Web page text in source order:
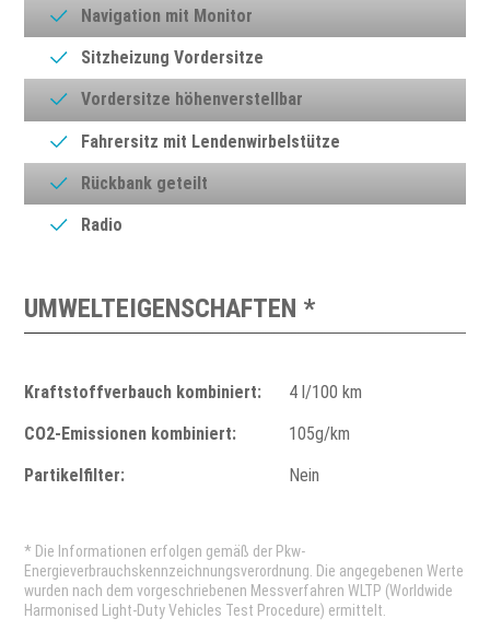
Navigation mit Monitor
Sitzheizung Vordersitze
Vordersitze höhenverstellbar
Fahrersitz mit Lendenwirbelstütze
Rückbank geteilt
Radio
UMWELTEIGENSCHAFTEN *
Kraftstoffverbauch kombiniert: 4 l/100 km
CO2-Emissionen kombiniert: 105g/km
Partikelfilter: Nein
* Die Informationen erfolgen gemäß der Pkw-
Energieverbrauchskennzeichnungsverordnung. Die angegebenen Werte
wurden nach dem vorgeschriebenen Messverfahren WLTP (Worldwide
Harmonised Light-Duty Vehicles Test Procedure) ermittelt.